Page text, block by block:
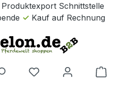
Schnittstelle
Kauf auf Rechnung